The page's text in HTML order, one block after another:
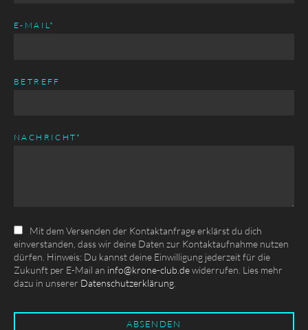
PFLICHTFELD
E-MAIL*
BETREFF
PFLICHTFELD
NACHRICHT *
Mit dem Versenden der Kontaktanfrage erklärst du dich
einverstanden, dass wir deine Daten zur Kontaktaufnahme nutzen
dürfen. Hinweis: Du kannst deine Einwilligung jederzeit für die
Zukunft per E-Mail an info@krone-club.dewiderrufen. Lies mehr
dazu in unserer Datenschutzerklärung
ABSENDEN